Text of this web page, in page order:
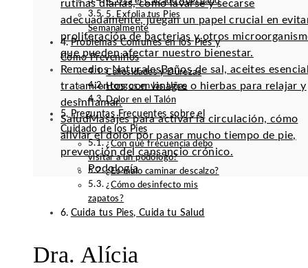
rutinas diarias, como lavarse y secarse
adecuadamente, juegan un papel crucial en
proliferación de bacterias y otros
que pueden afectar nuestro bienestar.
Remedios NaturalesBaños de sal, aceites
tratamientos con vinagre o hierbas para relajar y
desinflamar.
SaludMasajes para activar la circulación, cómo
aliviar el dolor por pasar mucho tiempo de pie,
prevención del cansancio crónico.
Podología
5. Exfolia tus Pies
Semanalmente
Problemas Comunes en los Pies y
Cómo Prevenirlos
Callosidades y Durezas
Hongos en las Uñas
Dolor en el Talón
Preguntas Frecuentes sobre el
Cuidado de los Pies
¿Con qué frecuencia debo
visitar a un podólogo?
¿Es malo caminar descalzo?
¿Cómo desinfecto mis
zapatos?
Cuida tus Pies, Cuida tu Salud
Dra. Alícia